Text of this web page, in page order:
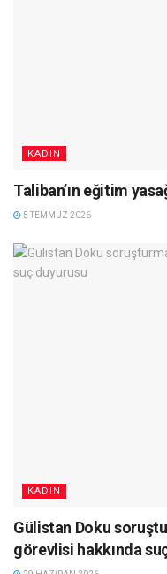
KADIN
Taliban’ın eğitim
5 TEMMUZ 2026
KADIN
Gülistan Doku
görevlisi hakkında